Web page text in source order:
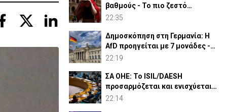
βαθμούς - Το πιο ζεστό
καλοκαίρι των 100 χρόνων
22:35
Δημοσκόπηση στη Γερμανία: Η
AfD προηγείται με 7 μονάδες -
Διεύρυνε τη διαφορά
22:19
ΣΑ ΟΗΕ: Το ISIL/DAESH
προσαρμόζεται και ενισχύεται
στην Αφρική - Πώς απειλεί
22:14